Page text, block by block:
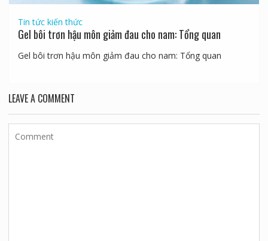
Tin tức kiến thức
Gel bôi trơn hậu môn giảm đau cho nam: Tổng quan
Gel bôi trơn hậu môn giảm đau cho nam: Tổng quan
LEAVE A COMMENT